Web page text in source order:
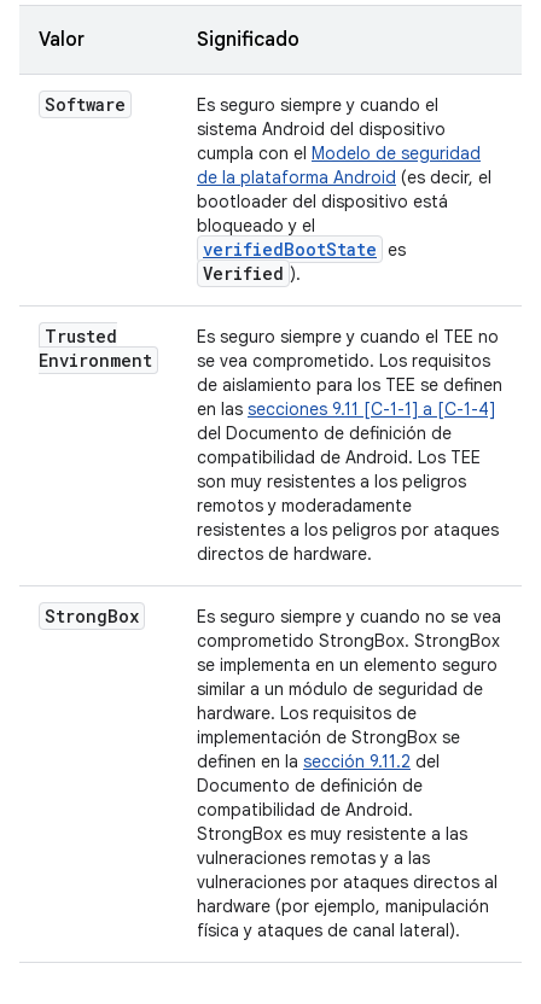
Valor Significado
Software
Es seguro siempre y cuando el
sistema Android del dispositivo
cumpla con el Modelo de seguridad
de la plataforma Android (es decir, el
bootloader del dispositivo está
bloqueado y el
verifiedBootState es
Verified ).
Trusted
Environment
Es seguro siempre y cuando el TEE no
se vea comprometido. Los requisitos
de aislamiento para los TEE se definen
en las secciones 9.11 [C-1-1] a [C-1-4]
del Documento de definición de
compatibilidad de Android. Los TEE
son muy resistentes a los peligros
remotos y moderadamente
resistentes a los peligros por ataques
directos de hardware.
StrongBox
Es seguro siempre y cuando no se vea
comprometido StrongBox. StrongBox
se implementa en un elemento seguro
similar a un módulo de seguridad de
hardware. Los requisitos de
implementación de StrongBox se
definen en la sección 9.11.2 del
Documento de definición de
compatibilidad de Android.
StrongBox es muy resistente a las
vulneraciones remotas y a las
vulneraciones por ataques directos al
hardware (por ejemplo, manipulación
física y ataques de canal lateral).